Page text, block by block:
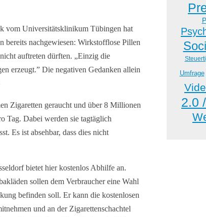
vom Universitätsklinikum Tübingen hat
bereits nachgewiesen: Wirkstofflose Pillen
auftreten dürften. „Einzig die
erzeugt.” Die negativen Gedanken allein
Zigaretten geraucht und über 8 Millionen
Tag. Dabei werden sie tagtäglich
Es ist absehbar, dass dies nicht
bietet hier kostenlos Abhilfe an.
sollen dem Verbraucher eine Wahl
befinden soll. Er kann die kostenlosen
und an der Zigarettenschachtel
Umfrage
2.0